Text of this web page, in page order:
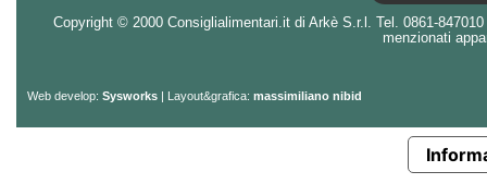
Copyright © 2000 Consiglialimentari.it di Arkè S.r.l. Tel. 0861-
menzionati
Web develop: Sysworks | Layout&grafica: massimiliano nibid